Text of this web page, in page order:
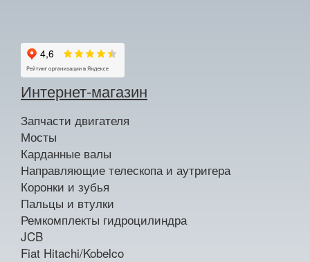
Интернет-магазин
Запчасти двигателя
Мосты
Карданные валы
Направляющие телескопа и аутригера
Коронки и зубья
Пальцы и втулки
Ремкомплекты гидроцилиндра
JCB
Fiat Hitachi/Kobelco